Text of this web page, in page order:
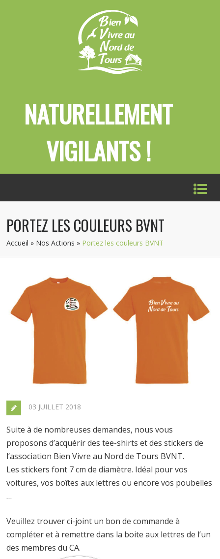
NATURELLEMENT
VIGILANTS !
PORTEZ LES COULEURS BVNT
Accueil » Nos Actions » Portez les couleurs BVNT
03 JUILLET 2018
Suite à de nombreuses demandes, nous vous
proposons d’acquérir des tee-shirts et des stickers de
l’association Bien Vivre au Nord de Tours BVNT.
Les stickers font 7 cm de diamètre. Idéal pour vos
voitures, vos boîtes aux lettres ou encore vos poubelles
…
Veuillez trouver ci-joint un bon de commande à
compléter et à remettre dans la boite aux lettres de l’un
des membres du CA.